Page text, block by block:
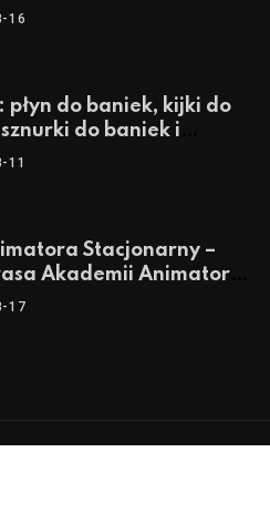
dla animatorów
16
płyn do baniek, kijki do
do baniek i
do baniek
11
Stacjonarny –
Akademii Animatora
17